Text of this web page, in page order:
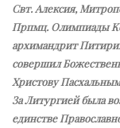
Свт. Алексия,
Прпмц. Олимпиады
архимандрит
совершил
Христову
За Литургией была
единстве